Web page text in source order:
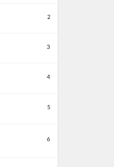
2
3
4
5
6